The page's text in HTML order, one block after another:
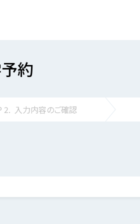
約
2. 入力内容のご確認